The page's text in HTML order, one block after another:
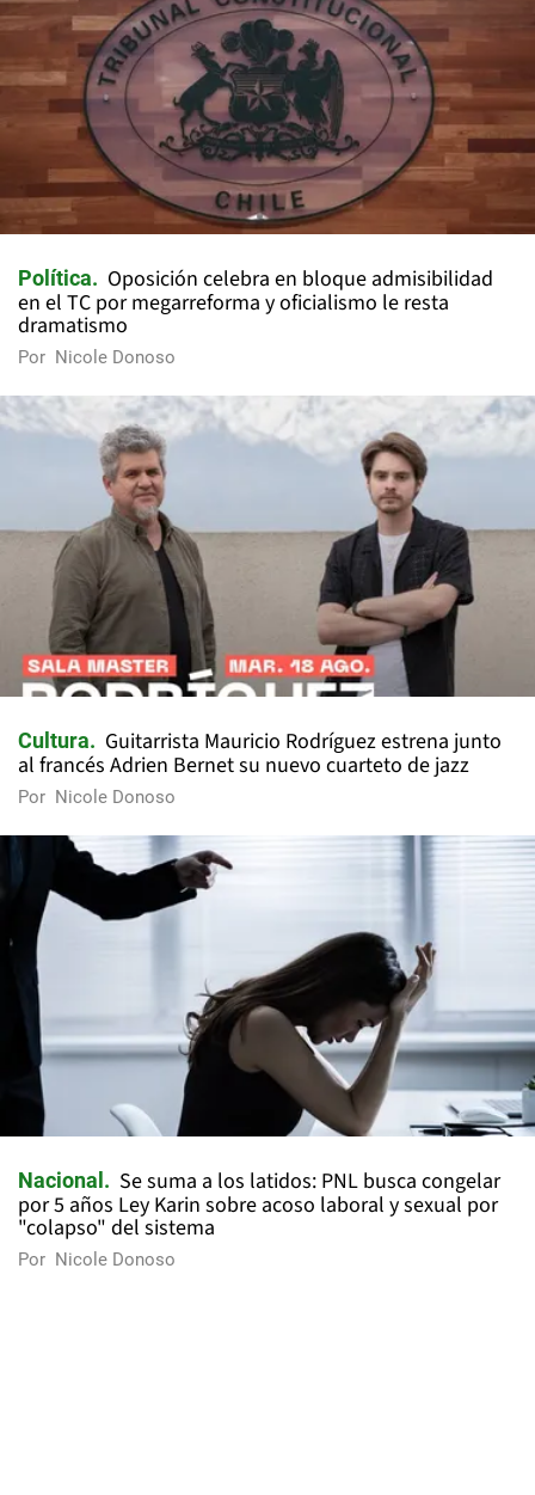
Política
Oposición celebra en bloque admisibilidad
en el TC por megarreforma y oficialismo le resta
dramatismo
Por Nicole Donoso
Cultura
Guitarrista Mauricio Rodríguez estrena junto
al francés Adrien Bernet su nuevo cuarteto de jazz
Por Nicole Donoso
Nacional
Se suma a los latidos: PNL busca congelar
por 5 años Ley Karin sobre acoso laboral y sexual por
"colapso" del sistema
Por Nicole Donoso